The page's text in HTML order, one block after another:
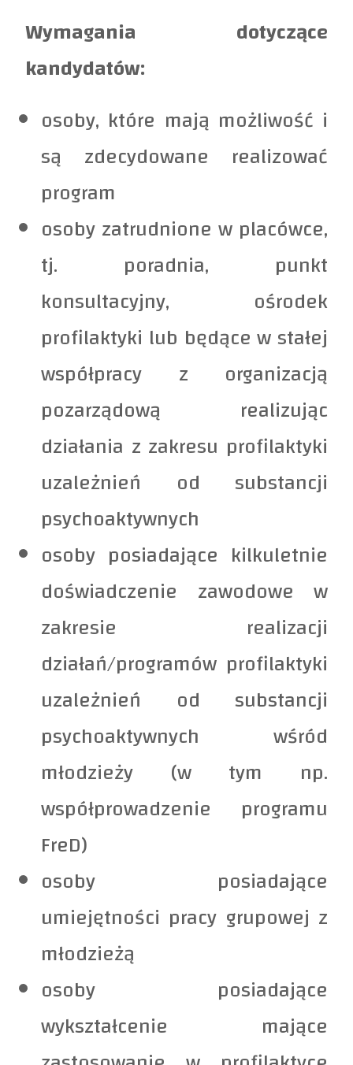
Wymagania dotyczące
kandydatów:
osoby, które mają możliwość i
są zdecydowane realizować
program
osoby zatrudnione w placówce,
tj. poradnia, punkt
konsultacyjny, ośrodek
profilaktyki lub będące w stałej
współpracy z organizacją
pozarządową realizując
działania z zakresu profilaktyki
uzależnień od substancji
psychoaktywnych
osoby posiadające kilkuletnie
doświadczenie zawodowe w
zakresie realizacji
działań/programów profilaktyki
uzależnień od substancji
psychoaktywnych wśród
młodzieży (w tym np.
współprowadzenie programu
FreD)
osoby posiadające
umiejętności pracy grupowej z
młodzieżą
osoby posiadające
wykształcenie mające